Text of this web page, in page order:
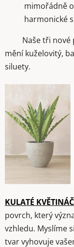
mimořádně
harmonické
Naše tři nové
mění kuželovitý,
siluety.
KULATÉ
povrch, který
vzhledu. Myslíme
tvar vyhovuje